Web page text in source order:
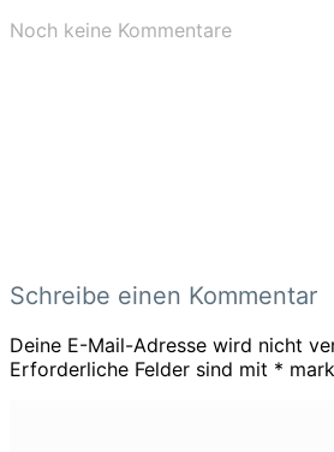
Noch keine Kommentare
Schreibe einen Kommentar
Deine E-Mail-Adresse wird nicht
Erforderliche Felder sind mit *